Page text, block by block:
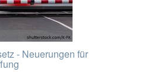
- Neuerungen für